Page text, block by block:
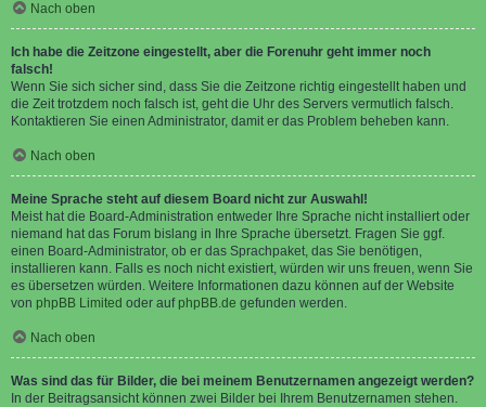
Nach oben
Ich habe die Zeitzone eingestellt, aber die Forenuhr geht immer noch
falsch!
Wenn Sie sich sicher sind, dass Sie die Zeitzone richtig eingestellt haben und
die Zeit trotzdem noch falsch ist, geht die Uhr des Servers vermutlich falsch.
Kontaktieren Sie einen Administrator, damit er das Problem beheben kann.
Nach oben
Meine Sprache steht auf diesem Board nicht zur Auswahl!
Meist hat die Board-Administration entweder Ihre Sprache nicht installiert oder
niemand hat das Forum bislang in Ihre Sprache übersetzt. Fragen Sie ggf.
einen Board-Administrator, ob er das Sprachpaket, das Sie benötigen,
installieren kann. Falls es noch nicht existiert, würden wir uns freuen, wenn Sie
es übersetzen würden. Weitere Informationen dazu können auf der Website
von phpBB Limited oder aufphpBB.de gefunden werden.
Nach oben
Was sind das für Bilder, die bei meinem Benutzernamen angezeigt werden?
In der Beitragsansicht können zwei Bilder bei Ihrem Benutzernamen stehen.